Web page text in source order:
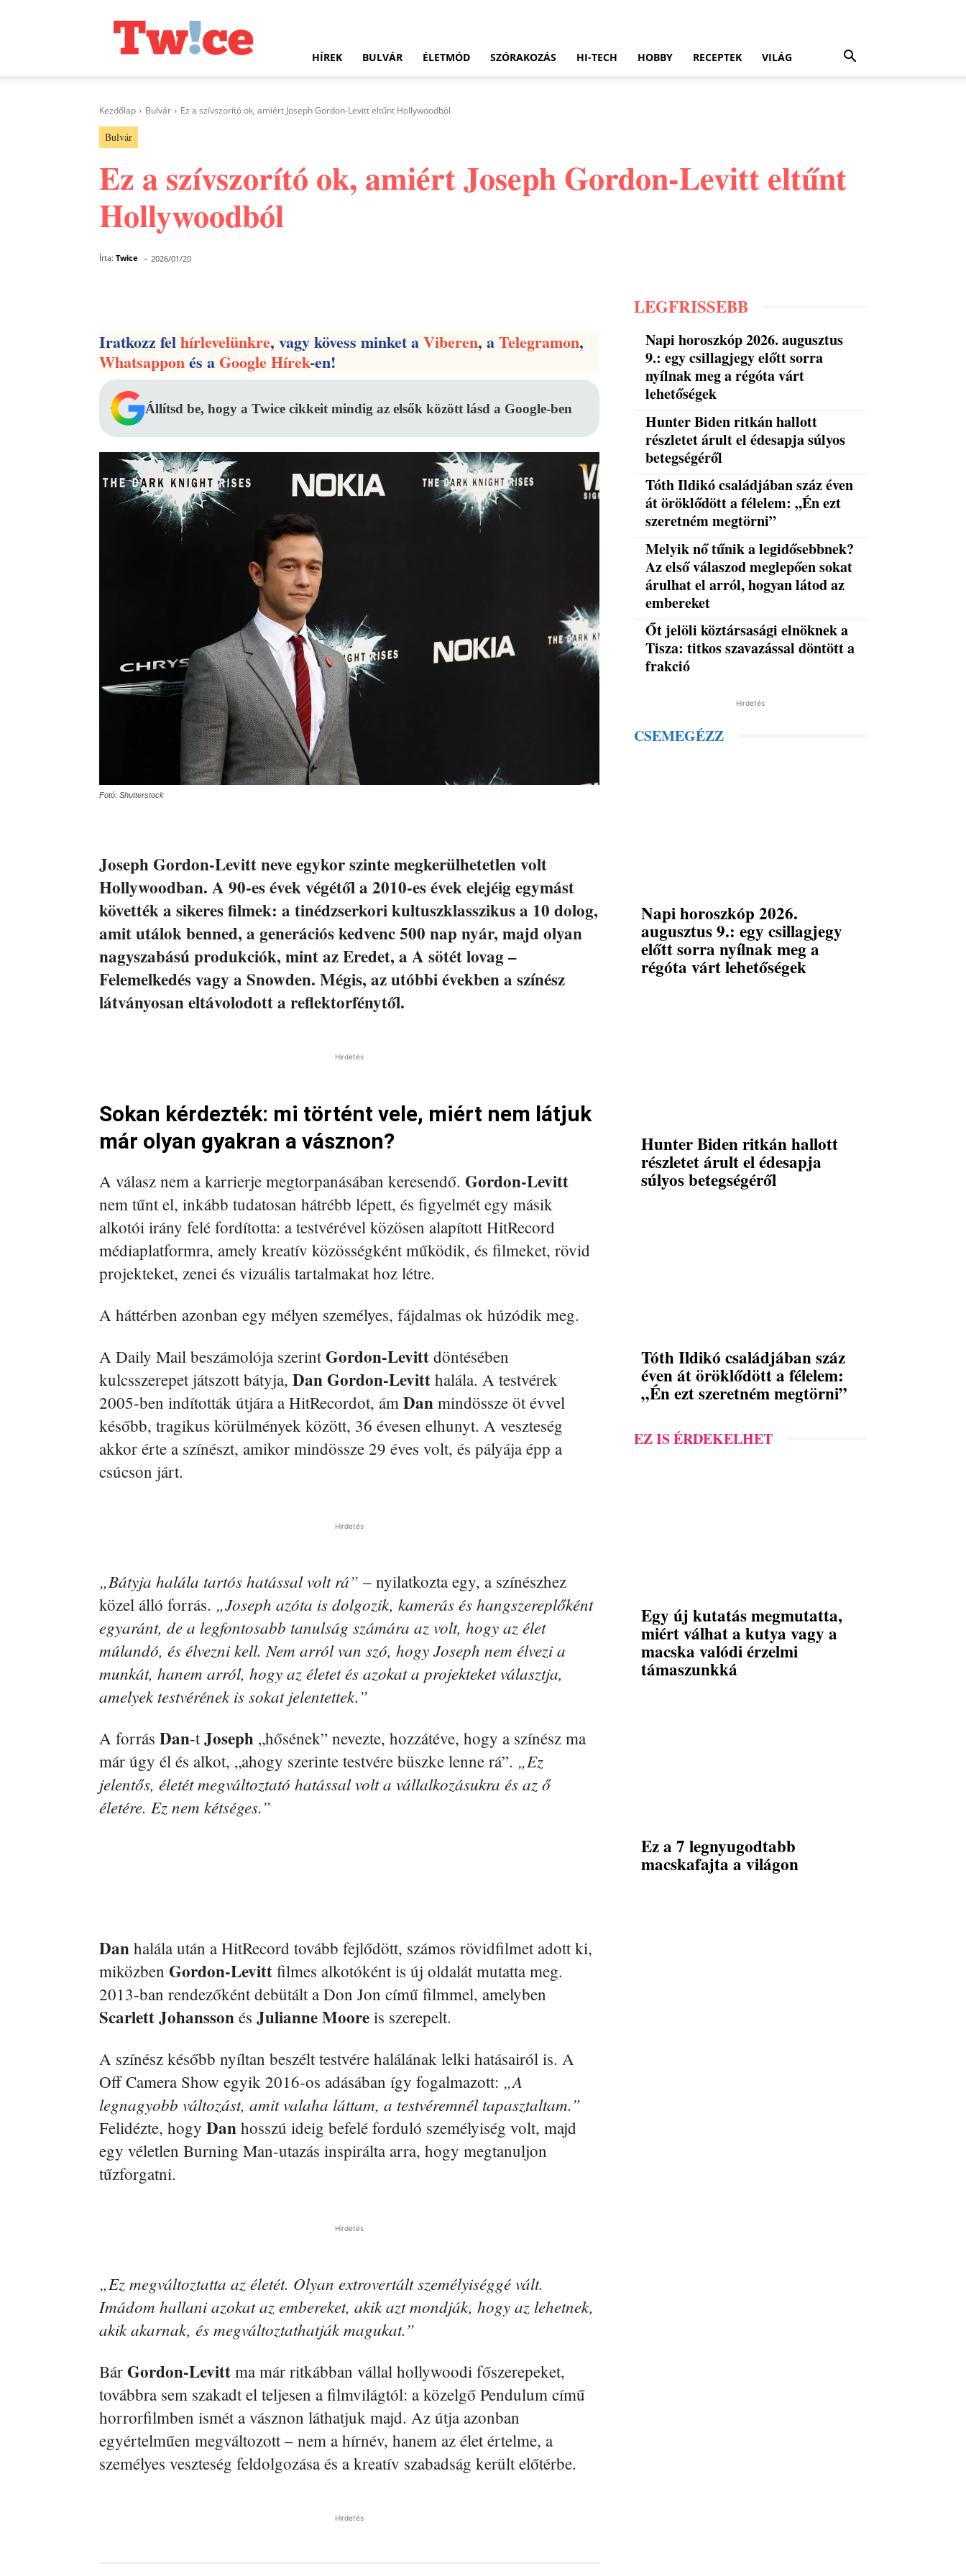
HÍREK BULVÁR ÉLETMÓD SZÓRAKOZÁS HI-TECH HOBBY RECEPTEK VILÁG
Kezdőlap Bulvár Ez a szívszorító ok, amiért Joseph Gordon-Levitt eltűnt Hollywoodból
Bulvár
Ez a szívszorító ok, amiért Joseph Gordon-Levitt eltűnt
Hollywoodból
Írta: Twice - 2026/01/20
Iratkozz felhírlevelünkre, vagy kövess minket aViberen, aTelegramon,
Whatsapponés aGoogle Hírek-en!
Állítsd be, hogy a Twice cikkeit mindig az elsők között lásd a Google-ben
Fotó: Shutterstock
Joseph Gordon-Levitt neve egykor szinte megkerülhetetlen volt
Hollywoodban. A 90-es évek végétől a 2010-es évek elejéig egymást
követték a sikeres filmek: a tinédzserkori kultuszklasszikus a 10 dolog,
amit utálok benned, a generációs kedvenc 500 nap nyár, majd olyan
nagyszabású produkciók, mint az Eredet, a A sötét lovag –
Felemelkedés vagy a Snowden. Mégis, az utóbbi években a színész
látványosan eltávolodott a reflektorfénytől.
Hirdetés
Sokan kérdezték: mi történt vele, miért nem látjuk
már olyan gyakran a vásznon?
A válasz nem a karrierje megtorpanásában keresendő. Gordon-Levitt
nem tűnt el, inkább tudatosan hátrébb lépett, és figyelmét egy másik
alkotói irány felé fordította: a testvérével közösen alapított HitRecord
médiaplatformra, amely kreatív közösségként működik, és filmeket, rövid
projekteket, zenei és vizuális tartalmakat hoz létre.
A háttérben azonban egy mélyen személyes, fájdalmas ok húzódik meg.
A Daily Mail beszámolója szerintGordon-Levitt döntésében
kulcsszerepet játszott bátyja, Dan Gordon-Levitt halála. A testvérek
2005-ben indították útjára a HitRecordot, ám Dan mindössze öt évvel
később, tragikus körülmények között, 36 évesen elhunyt. A veszteség
akkor érte a színészt, amikor mindössze 29 éves volt, és pályája épp a
csúcson járt.
Hirdetés
„Bátyja halála tartós hatással volt rá” – nyilatkozta egy, a színészhez
közel álló forrás. „Joseph azóta is dolgozik, kamerás és hangszereplőként
egyaránt, de a legfontosabb tanulság számára az volt, hogy az élet
múlandó, és élvezni kell. Nem arról van szó, hogy Joseph nem élvezi a
munkát, hanem arról, hogy az életet és azokat a projekteket választja,
amelyek testvérének is sokat jelentettek.”
A forrás Dan-tJoseph „hősének” nevezte, hozzátéve, hogy a színész ma
már úgy él és alkot, „ahogy szerinte testvére büszke lenne rá”. „Ez
jelentős, életét megváltoztató hatással volt a vállalkozásukra és az ő
életére. Ez nem kétséges.”
Dan halála után a HitRecord tovább fejlődött, számos rövidfilmet adott ki,
miközben Gordon-Levitt filmes alkotóként is új oldalát mutatta meg.
2013-ban rendezőként debütált a Don Jon című filmmel, amelyben
Scarlett Johansson és Julianne Moore is szerepelt.
A színész később nyíltan beszélt testvére halálának lelki hatásairól is. A
Off Camera Show egyik 2016-os adásában így fogalmazott: „A
legnagyobb változást, amit valaha láttam, a testvéremnél tapasztaltam.”
Felidézte, hogy Dan hosszú ideig befelé forduló személyiség volt, majd
egy véletlen Burning Man-utazás inspirálta arra, hogy megtanuljon
tűzforgatni.
Hirdetés
„Ez megváltoztatta az életét. Olyan extrovertált személyiséggé vált.
Imádom hallani azokat az embereket, akik azt mondják, hogy az lehetnek,
akik akarnak, és megváltoztathatják magukat.”
Bár Gordon-Levitt ma már ritkábban vállal hollywoodi főszerepeket,
továbbra sem szakadt el teljesen a filmvilágtól: a közelgő Pendulum című
horrorfilmben ismét a vásznon láthatjuk majd. Az útja azonban
egyértelműen megváltozott – nem a hírnév, hanem az élet értelme, a
személyes veszteség feldolgozása és a kreatív szabadság került előtérbe.
Hirdetés
LEGFRISSEBB
Napi horoszkóp 2026. augusztus
9.: egy csillagjegy előtt sorra
nyílnak meg a régóta várt
lehetőségek
Hunter Biden ritkán hallott
részletet árult el édesapja súlyos
betegségéről
Tóth Ildikó családjában száz éven
át öröklődött a félelem: „Én ezt
szeretném megtörni”
Melyik nő tűnik a legidősebbnek?
Az első válaszod meglepően sokat
árulhat el arról, hogyan látod az
embereket
Őt jelöli köztársasági elnöknek a
Tisza: titkos szavazással döntött a
frakció
Hirdetés
CSEMEGÉZZ
Napi horoszkóp 2026.
augusztus 9.: egy csillagjegy
előtt sorra nyílnak meg a
régóta várt lehetőségek
Hunter Biden ritkán hallott
részletet árult el édesapja
súlyos betegségéről
Tóth Ildikó családjában száz
éven át öröklődött a félelem:
„Én ezt szeretném megtörni”
EZ IS ÉRDEKELHET
Egy új kutatás megmutatta,
miért válhat a kutya vagy a
macska valódi érzelmi
támaszunkká
Ez a 7 legnyugodtabb
macskafajta a világon